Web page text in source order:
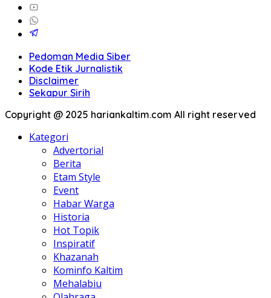
Pedoman Media Siber
Kode Etik Jurnalistik
Disclaimer
Sekapur Sirih
Copyright @ 2025 hariankaltim.com All right reserved
Kategori
Advertorial
Berita
Etam Style
Event
Habar Warga
Historia
Hot Topik
Inspiratif
Khazanah
Kominfo Kaltim
Mehalabiu